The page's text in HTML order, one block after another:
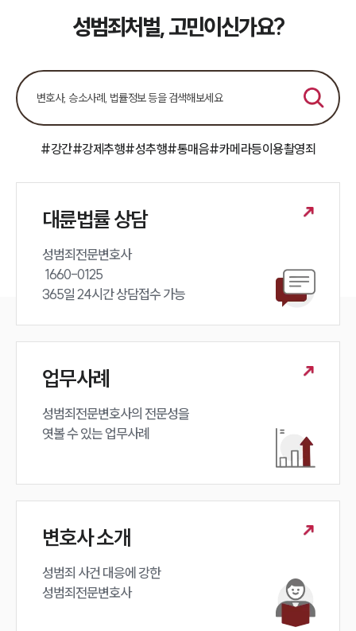
성범죄처벌, 고민이신가요?
#강간#강제추행#성추행#통매음#카메라등이용촬영죄
대륜법률 상담
성범죄전문변호사
365일 24시간 상담접수 가능
업무사례
성범죄전문변호사의 전문성을
엿볼 수 있는 업무사례
변호사 소개
성범죄 사건 대응에 강한
성범죄전문변호사